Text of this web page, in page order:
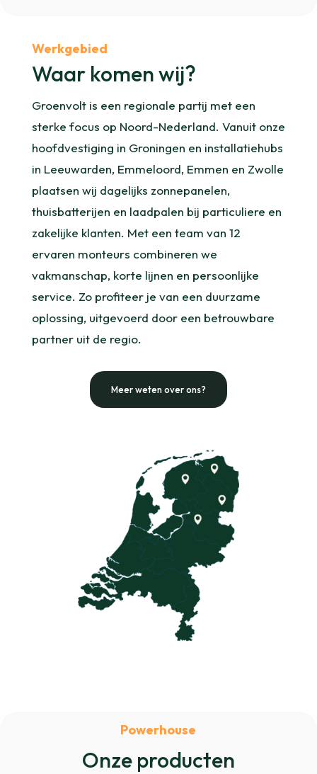
Werkgebied
Waar komen wij?
Groenvolt is een regionale partij met een
sterke focus op Noord-Nederland. Vanuit onze
hoofdvestiging in Groningen en installatiehubs
in Leeuwarden, Emmeloord, Emmen en Zwolle
plaatsen wij dagelijks zonnepanelen,
thuisbatterijen en laadpalen bij particuliere en
zakelijke klanten. Met een team van 12
ervaren monteurs combineren we
vakmanschap, korte lijnen en persoonlijke
service. Zo profiteer je van een duurzame
oplossing, uitgevoerd door een betrouwbare
partner uit de regio.
Meer weten over ons?
Powerhouse
Onze producten